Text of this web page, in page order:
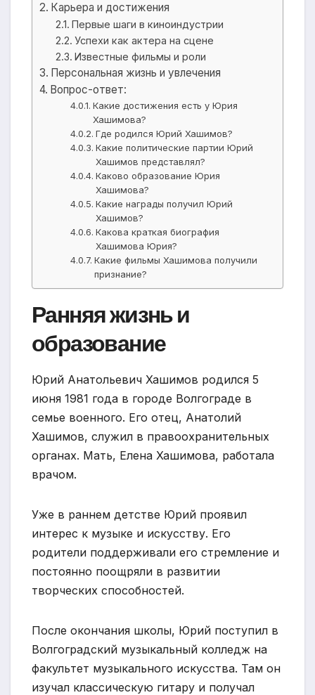
Карьера и достижения
Первые шаги в киноиндустрии
Успехи как актера на сцене
Известные фильмы и роли
Персональная жизнь и увлечения
Вопрос-ответ:
Какие достижения есть у Юрия
Хашимова?
Где родился Юрий Хашимов?
Какие политические партии Юрий
Хашимов представлял?
Каково образование Юрия
Хашимова?
Какие награды получил Юрий
Хашимов?
Какова краткая биография
Хашимова Юрия?
Какие фильмы Хашимова получили
признание?
Ранняя жизнь и
образование
Юрий Анатольевич Хашимов родился 5
июня 1981 года в городе Волгограде в
семье военного. Его отец, Анатолий
Хашимов, служил в правоохранительных
органах. Мать, Елена Хашимова, работала
врачом.
Уже в раннем детстве Юрий проявил
интерес к музыке и искусству. Его
родители поддерживали его стремление и
постоянно поощряли в развитии
творческих способностей.
После окончания школы, Юрий поступил в
Волгоградский музыкальный колледж на
факультет музыкального искусства. Там он
изучал классическую гитару и получал